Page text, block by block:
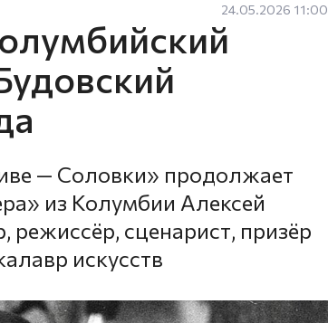
24.05.2026 11:00
— Соловки» продолжает
из Колумбии Алексей
сценарист, призёр
искусств